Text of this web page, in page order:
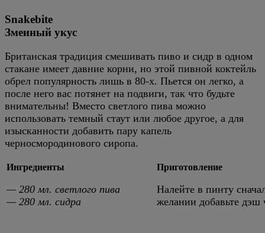
Snakebite
Змеиный укус
Британская традиция смешивать пиво и сидр в одном
стакане имеет давние корни, но этой пивной коктейль
обрел популярность лишь в 80-х. Пьется он легко, а
после него вас потянет на подвиги, так что будьте
внимательны! Вместо светлого пива можно
использовать темный стаут или любое другое, а для
изысканности добавить пару капель
черносмородинового сиропа.
Ингредиенты
— 280 мл. светлого пива
— 280 мл. сидра
Приготовление
Налейте в пинту
желании добавьте дэш